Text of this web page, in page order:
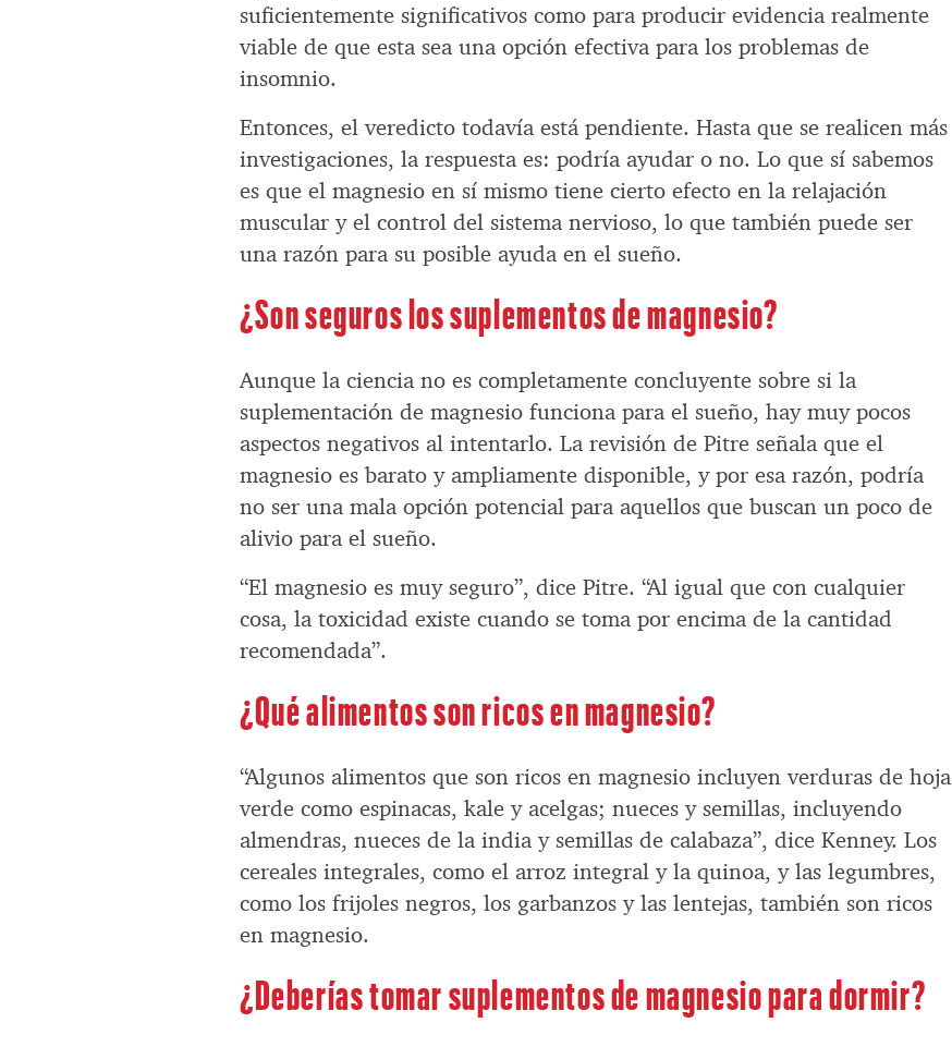
suficientemente significativos como para producir evidencia realmente
viable de que esta sea una opción efectiva para los problemas de
insomnio.
Entonces, el veredicto todavía está pendiente. Hasta que se realicen más
investigaciones, la respuesta es: podría ayudar o no. Lo que sí sabemos
es que el magnesio en sí mismo tiene cierto efecto en la relajación
muscular y el control del sistema nervioso, lo que también puede ser
una razón para su posible ayuda en el sueño.
¿Son seguros los suplementos de magnesio?
Aunque la ciencia no es completamente concluyente sobre si la
suplementación de magnesio funciona para el sueño, hay muy pocos
aspectos negativos al intentarlo. La revisión de Pitre señala que el
magnesio es barato y ampliamente disponible, y por esa razón, podría
no ser una mala opción potencial para aquellos que buscan un poco de
alivio para el sueño.
“El magnesio es muy seguro”, dice Pitre. “Al igual que con cualquier
cosa, la toxicidad existe cuando se toma por encima de la cantidad
recomendada”.
¿Qué alimentos son ricos en magnesio?
“Algunos alimentos que son ricos en magnesio incluyen verduras de hoja
verde como espinacas, kale y acelgas; nueces y semillas, incluyendo
almendras, nueces de la india y semillas de calabaza”, dice Kenney. Los
cereales integrales, como el arroz integral y la quinoa, y las legumbres,
como los frijoles negros, los garbanzos y las lentejas, también son ricos
en magnesio.
¿Deberías tomar suplementos de magnesio para dormir?